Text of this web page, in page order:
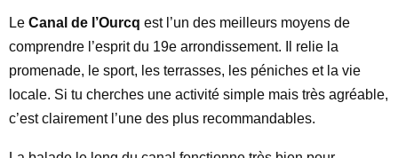
Le Canal de l’Ourcq est l’un des meilleurs moyens de
comprendre l’esprit du 19e arrondissement. Il relie la
promenade, le sport, les terrasses, les péniches et la vie
locale. Si tu cherches une activité simple mais très agréable,
c’est clairement l’une des plus recommandables.